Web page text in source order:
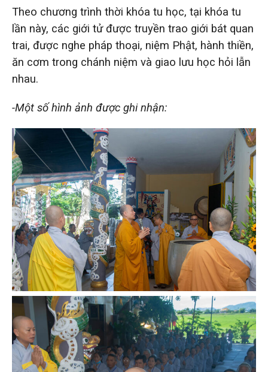
Theo chương trình thời khóa tu học, tại khóa tu
lần này, các giới tử được truyền trao giới bát quan
trai, được nghe pháp thoại, niệm Phật, hành thiền,
ăn cơm trong chánh niệm và giao lưu học hỏi lẫn
nhau.
-Một số hình ảnh được ghi nhận: